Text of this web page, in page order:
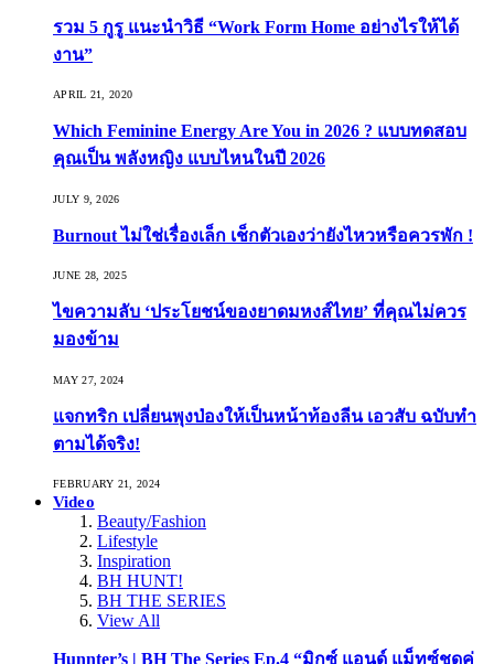
รวม 5 กูรู แนะนำวิธี “Work Form Home อย่างไรให้ได้
งาน”
APRIL 21, 2020
Which Feminine Energy Are You in 2026 ? แบบทดสอบ
คุณเป็น พลังหญิง แบบไหนในปี 2026
JULY 9, 2026
Burnout ไม่ใช่เรื่องเล็ก เช็กตัวเองว่ายังไหวหรือควรพัก !
JUNE 28, 2025
ไขความลับ ‘ประโยชน์ของยาดมหงส์ไทย’ ที่คุณไม่ควร
มองข้าม
MAY 27, 2024
แจกทริก เปลี่ยนพุงป่องให้เป็นหน้าท้องลีน เอวสับ ฉบับทำ
ตามได้จริง!
FEBRUARY 21, 2024
Video
Beauty/Fashion
Lifestyle
Inspiration
BH HUNT!
BH THE SERIES
View All
Hunnter’s | BH The Series Ep.4 “มิกซ์ แอนด์ แม็ทซ์ชุดคู่